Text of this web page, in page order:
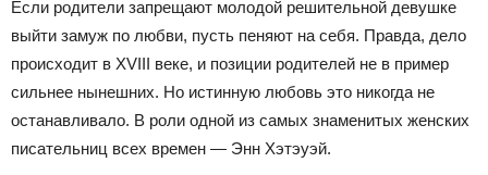
Если родители запрещают молодой решительной девушке
выйти замуж по любви, пусть пеняют на себя. Правда, дело
происходит в XVIII веке, и позиции родителей не в пример
сильнее нынешних. Но истинную любовь это никогда не
останавливало. В роли одной из самых знаменитых женских
писательниц всех времен — Энн Хэтэуэй.